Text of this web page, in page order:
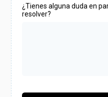
¿Tienes alguna duda en
resolver?